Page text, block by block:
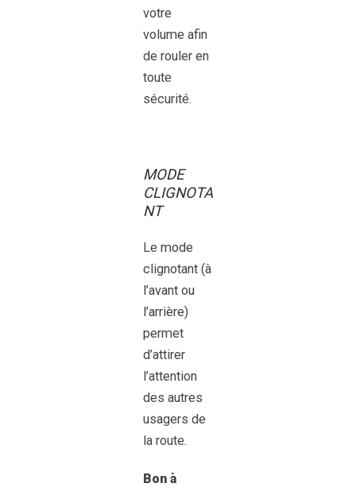
votre
volume afin
de rouler en
toute
sécurité.
MODE
CLIGNOTA
NT
Le mode
clignotant (à
l’avant ou
l’arrière)
permet
d’attirer
l’attention
des autres
usagers de
la route.
Bon à